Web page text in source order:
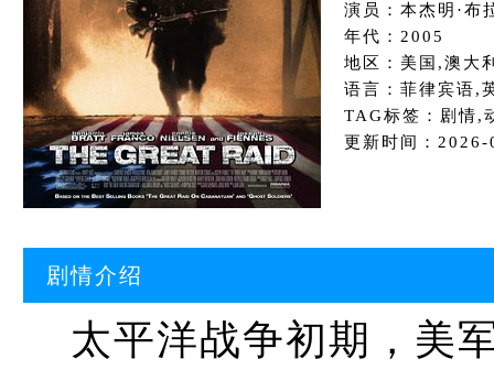
演员：本杰明·布
年代：2005
地区：美国,澳大
语言：菲律宾语,
TAG标签：剧情,
更新时间：
剧情介绍
太平洋战争初期，美